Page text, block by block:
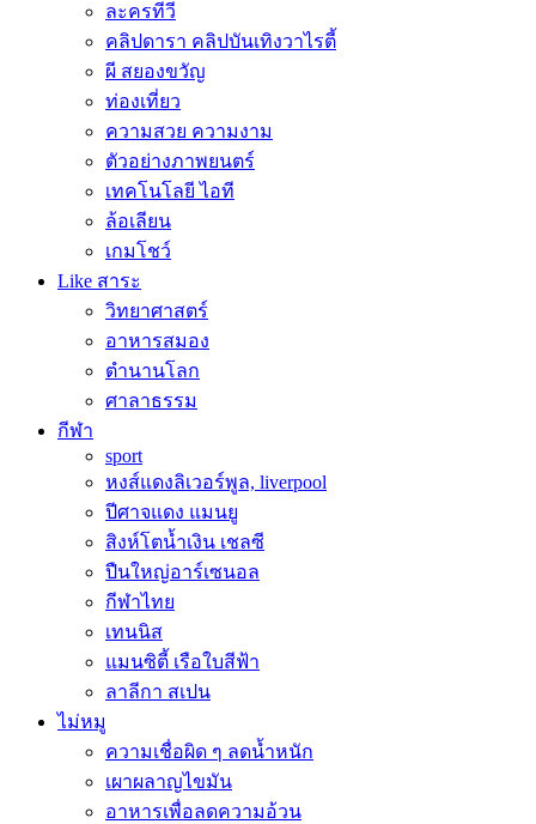
ละครทีวี
คลิปดารา คลิปบันเทิงวาไรตี้
ผี สยองขวัญ
ท่องเที่ยว
ความสวย ความงาม
ตัวอย่างภาพยนตร์
เทคโนโลยี ไอที
ล้อเลียน
เกมโชว์
Like สาระ
วิทยาศาสตร์
อาหารสมอง
ตำนานโลก
ศาลาธรรม
กีฬา
sport
หงส์แดงลิเวอร์พูล, liverpool
ปีศาจแดง แมนยู
สิงห์โตน้ำเงิน เชลซี
ปืนใหญ่อาร์เซนอล
กีฬาไทย
เทนนิส
แมนซิตี้ เรือใบสีฟ้า
ลาลีกา สเปน
ไม่หมู
ความเชื่อผิด ๆ ลดน้ำหนัก
เผาผลาญไขมัน
อาหารเพื่อลดความอ้วน